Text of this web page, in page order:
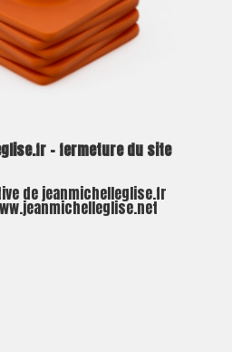
– fermeture du site
de jeanmichelleglise.fr